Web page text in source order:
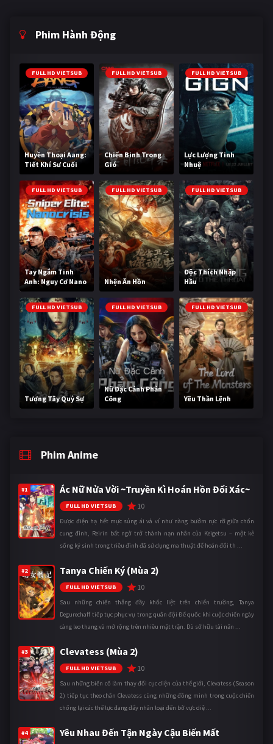
Phim Hành Động
FULL HD VIETSUB
Huyền Thoại Aang:
Tiết Khí Sư Cuối
Cùng
FULL HD VIETSUB
Chiến Binh Trong
Gió
FULL HD VIETSUB
Lực Lượng Tinh
Nhuệ
FULL HD VIETSUB
Tay Ngắm Tinh
Anh: Nguy Cơ Nano
FULL HD VIETSUB
Nhện Ăn Hồn
FULL HD VIETSUB
Độc Thích Nhập
Hầu
FULL HD VIETSUB
Tương Tây Quỷ Sự
FULL HD VIETSUB
Nữ Đặc Cảnh Phản
Công
FULL HD VIETSUB
Yêu Thần Lệnh
Phim Anime
#1 Ác Nữ Nửa Vời ~Truyền Kì Hoán Hồn Đổi Xác~
FULL HD VIETSUB 10
Được điện hạ hết mực sủng ái và ví như nàng bướm rực rỡ giữa chốn
cung đình, Reirin bất ngờ trở thành nạn nhân của Keigetsu – một kẻ
sống ký sinh trong triều đình đã sử dụng ma thuật để hoán đổi th ...
#2 Tanya Chiến Ký (Mùa 2)
FULL HD VIETSUB 10
Sau những chiến thắng đầy khốc liệt trên chiến trường, Tanya
Degurechaff tiếp tục phục vụ trong quân đội Đế quốc khi cuộc chiến ngày
càng leo thang và mở rộng trên nhiều mặt trận. Dù sở hữu tài năn ...
#3 Clevatess (Mùa 2)
FULL HD VIETSUB 10
Sau những biến cố làm thay đổi cục diện của thế giới, Clevatess (Season
2) tiếp tục theo chân Clevatess cùng những đồng minh trong cuộc chiến
chống lại các thế lực đang đẩy nhân loại đến bờ vực diệ ...
#4 Yêu Nhau Đến Tận Ngày Cậu Biến Mất